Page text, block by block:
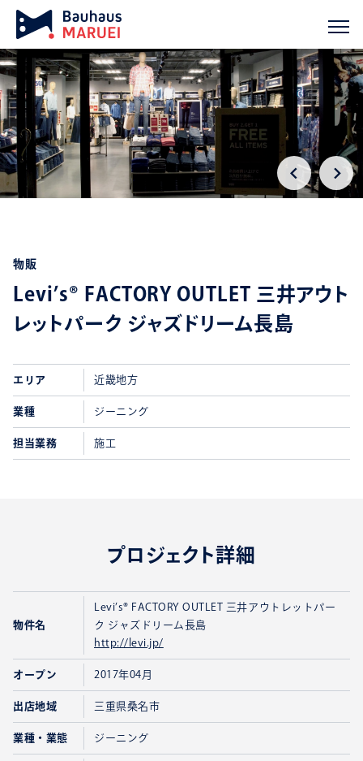
ホーム 実績紹介 chevron_right
物販
Levi’s® FACTORY OUTLET 三井アウト
レットパーク ジャズドリーム長島
エリア 近畿地方
業種 ジーニング
担当業務 施工
プロジェクト詳細
物件名
Levi’s® FACTORY OUTLET 三井アウトレットパー
ク ジャズドリーム長島
http://levi.jp/
オープン 2017年04月
出店地域 三重県桑名市
業種・業態 ジーニング